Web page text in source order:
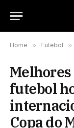
Home » Futebol »
Melhores
futebol
Copa do